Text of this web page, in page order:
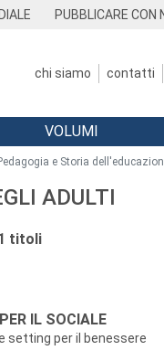
PUBBLICARE CON
chi siamo contatti
VOLUMI
e Storia
ADULTI
titoli
IL SOCIALE
setting per il benessere